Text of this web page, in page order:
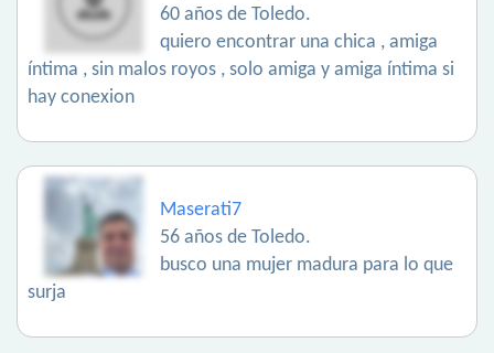
60 años de Toledo.
quiero encontrar una chica , amiga
íntima , sin malos royos , solo amiga y amiga íntima si
hay conexion
Maserati7
56 años de Toledo.
busco una mujer madura para lo que
surja